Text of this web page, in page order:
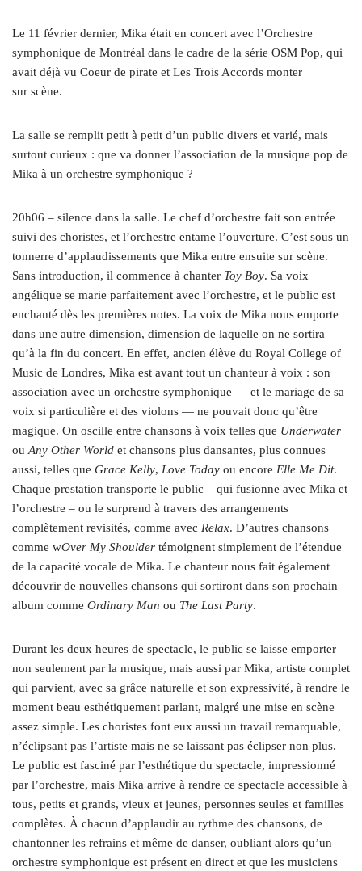
Le 11 février dernier, Mika était en concert avec l’Orchestre
symphonique de Montréal dans le cadre de la série OSM Pop, qui
avait déjà vu Coeur de pirate et Les Trois Accords monter
sur scène.
La salle se remplit petit à petit d’un public divers et varié, mais
surtout curieux : que va donner l’association de la musique pop de
Mika à un orchestre symphonique ?
20h06 – silence dans la salle. Le chef d’orchestre fait son entrée
suivi des choristes, et l’orchestre entame l’ouverture. C’est sous un
tonnerre d’applaudissements que Mika entre ensuite sur scène.
Sans introduction, il commence à chanter Toy Boy. Sa voix
angélique se marie parfaitement avec l’orchestre, et le public est
enchanté dès les premières notes. La voix de Mika nous emporte
dans une autre dimension, dimension de laquelle on ne sortira
qu’à la fin du concert. En effet, ancien élève du Royal College of
Music de Londres, Mika est avant tout un chanteur à voix : son
association avec un orchestre symphonique — et le mariage de sa
voix si particulière et des violons — ne pouvait donc qu’être
magique. On oscille entre chansons à voix telles que Underwater
ouAny Other World et chansons plus dansantes, plus connues
aussi, telles que Grace Kelly, Love Today ou encore Elle Me Dit.
Chaque prestation transporte le public – qui fusionne avec Mika et
l’orchestre – ou le surprend à travers des arrangements
complètement revisités, comme avec Relax. D’autres chansons
comme wOver My Shoulder témoignent simplement de l’étendue
de la capacité vocale de Mika. Le chanteur nous fait également
découvrir de nouvelles chansons qui sortiront dans son prochain
album comme Ordinary Man ou The Last Party.
Durant les deux heures de spectacle, le public se laisse emporter
non seulement par la musique, mais aussi par Mika, artiste complet
qui parvient, avec sa grâce naturelle et son expressivité, à rendre le
moment beau esthétiquement parlant, malgré une mise en scène
assez simple. Les choristes font eux aussi un travail remarquable,
n’éclipsant pas l’artiste mais ne se laissant pas éclipser non plus.
Le public est fasciné par l’esthétique du spectacle, impressionné
par l’orchestre, mais Mika arrive à rendre ce spectacle accessible à
tous, petits et grands, vieux et jeunes, personnes seules et familles
complètes. À chacun d’applaudir au rythme des chansons, de
chantonner les refrains et même de danser, oubliant alors qu’un
orchestre symphonique est présent en direct et que les musiciens